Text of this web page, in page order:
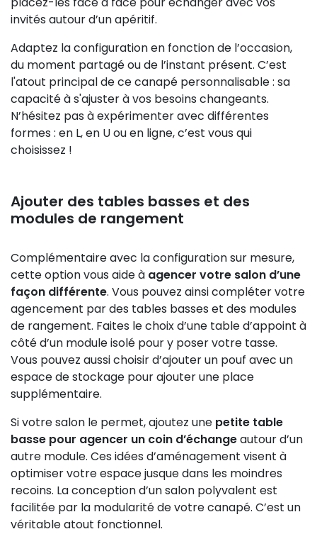
invités autour d’un apéritif.
Adaptez la configuration en fonction de l’occasion,
du moment partagé ou de l’instant présent. C’est
l'atout principal de ce canapé personnalisable : sa
capacité à s'ajuster à vos besoins changeants.
N’hésitez pas à expérimenter avec différentes
formes : en L, en U ou en ligne, c’est vous qui
choisissez !
Ajouter des tables basses et des
modules de rangement
Complémentaire avec la configuration sur mesure,
cette option vous aide à agencer votre salon d’une
façon différente. Vous pouvez ainsi compléter votre
agencement par des tables basses et des modules
de rangement. Faites le choix d’une table d’appoint à
côté d’un module isolé pour y poser votre tasse.
Vous pouvez aussi choisir d’ajouter un pouf avec un
espace de stockage pour ajouter une place
supplémentaire.
Si votre salon le permet, ajoutez une petite table
basse pour agencer un coin d’échangeautour d’un
autre module. Ces idées d’aménagement visent à
optimiser votre espace jusque dans les moindres
recoins. La conception d’un salon polyvalent est
facilitée par la modularité de votre canapé. C’est un
véritable atout fonctionnel.